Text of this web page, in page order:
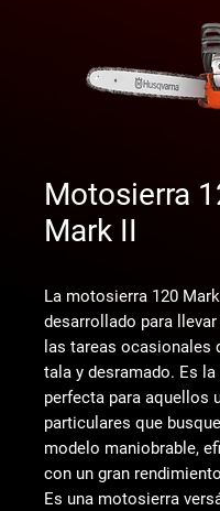
Motosierra
Mark II
La motosierra 120
desarrollado para llevar
las tareas ocasionales
tala y desramado. Es la
perfecta para aquellos
particulares que
modelo maniobrable,
con un gran
Es una motosierra